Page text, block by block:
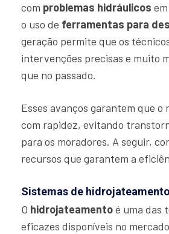
com problemas hidráulicos
o uso de ferramentas para
geração permite que os
intervenções precisas e muito
que no passado.
Esses avanços garantem que o
com rapidez, evitando
para os moradores. A seguir,
recursos que garantem a
Sistemas de
O hidrojateamentoé uma das
eficazes disponíveis no